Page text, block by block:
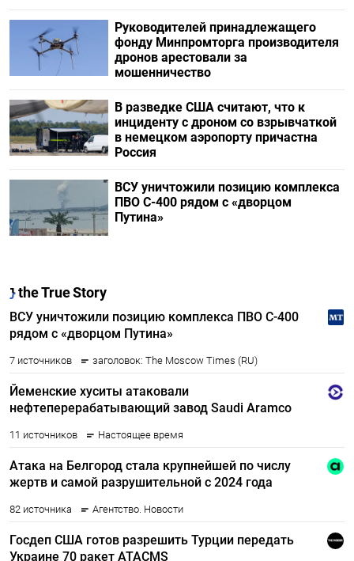
Руководителей принадлежащего
фонду Минпромторга производителя
дронов арестовали за
мошенничество
В разведке США считают, что к
инциденту с дроном со взрывчаткой
в немецком аэропорту причастна
Россия
ВСУ уничтожили позицию комплекса
ПВО С-400 рядом с «дворцом
Путина»